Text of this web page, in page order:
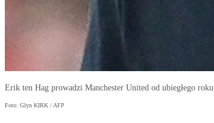
Erik ten Hag prowadzi Manchester United od ubiegłego roku
Foto: Glyn KIRK / AFP